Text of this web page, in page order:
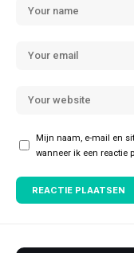
Mijn naam, e-mail en
wanneer ik een reactie